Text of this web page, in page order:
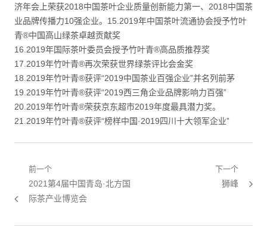
济年会上荣获2018中国茶叶企业质量创新能力第一、2018中国茶
业品牌传播力10强企业。15.2019年中国茶叶流通协会授予竹叶
青®中国高山绿茶卓越贡献奖
16.2019年国际茶叶委员会授予竹叶青®高品质推荐奖
17.2019年竹叶青®再次荣获世界绿茶评比会金奖
18.2019年竹叶青®获评“2019中国茶业百强企业”并名列前茅
19.2019年竹叶青®获评“2019西三角企业品牌影响力百强”
20.2019年竹叶青®荣获京东超市2019年度最具潜力奖。
21.2019年竹叶青®获评“榜样中国·2019四川十大领军企业”
文章导航
前一个
上一篇：
2021第4届中国青岛·北方国
际茶产业博览会
下一个
下一
狮峰